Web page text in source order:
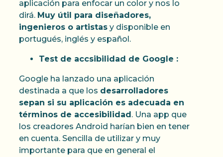
aplicación para enfocar un color y nos lo
dirá. Muy útil para diseñadores,
ingenieros o artistas y disponible en
portugués, inglés y español.
Test de accsibilidad de Google :
Google ha lanzado una aplicación
destinada a que los desarrolladores
sepan si su aplicación es adecuada en
términos de accesibilidad. Una app que
los creadores Android harían bien en tener
en cuenta. Sencilla de utilizar y muy
importante para que en general el